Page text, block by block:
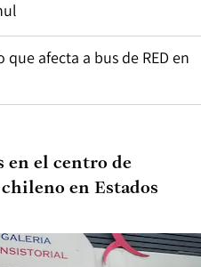
afecta a bus de RED en
en el centro de
en Estados